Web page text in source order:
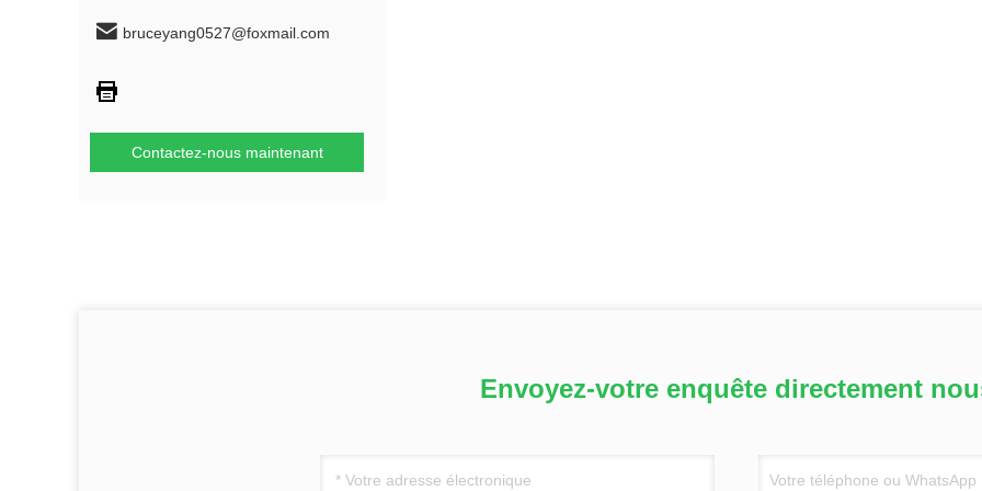
bruceyang0527@foxmail.com
Contactez-nous maintenant
Envoyez-votre enquête directement